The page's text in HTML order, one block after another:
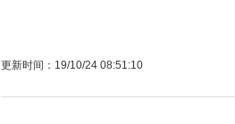
更新时间：19/10/24 08:51:10